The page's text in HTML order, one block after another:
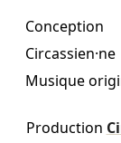
Conception
Circassien·ne
Musique
Production